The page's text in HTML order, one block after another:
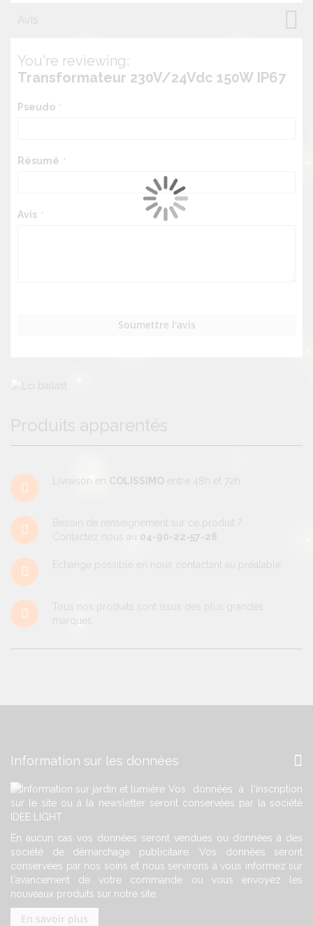
Produits apparentés
Livraison en COLISSIMO entre 48h et 72h.
Besoin de renseignement sur ce produit ?
Contactez nous au 04-90-22-57-28
Echange possible en nous contactant au préalable.
Tous nos produits sont issus des plus grandes
marques.
Avis
You're reviewing:
Transformateur 230V/24Vdc 150W IP67
Pseudo
Résumé
Avis
Soumettre l'avis
Information sur les données
Vos données à l'inscription
sur le site ou à la newsletter seront conservées par la société
IDEE LIGHT
En aucun cas vos données seront vendues ou données à des
société de démarchage publicitaire. Vos données seront
conservées par nos soins et nous servirons à vous informez sur
l'avancement de votre commande ou vous envoyez les
nouveaux produits sur notre site.
En savoir plus